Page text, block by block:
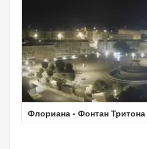
Флориана - Фонтан Тритона